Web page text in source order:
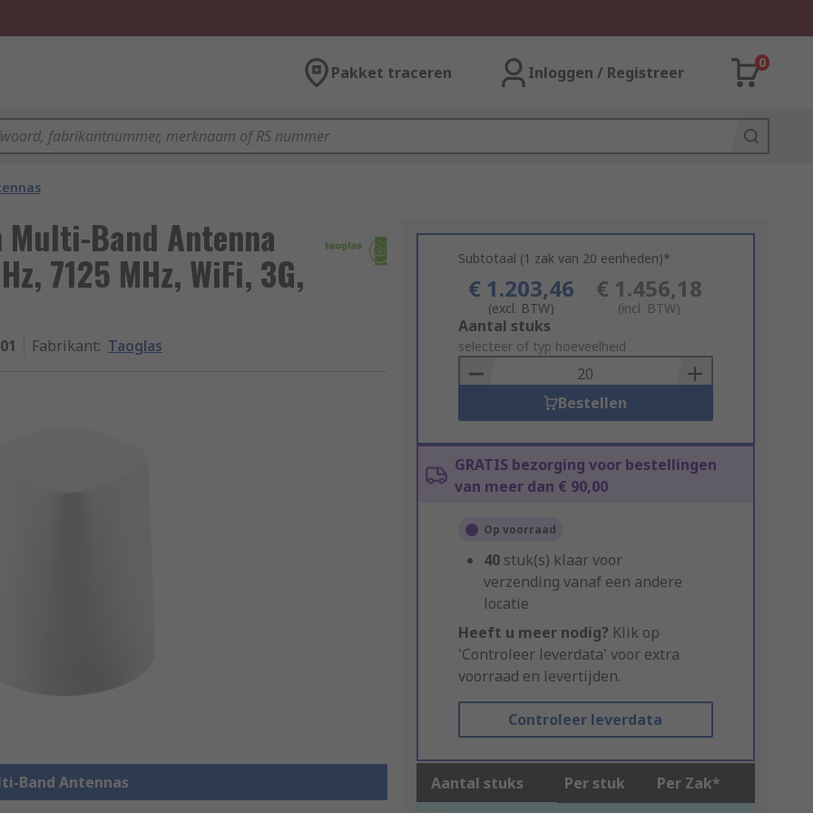
Pakket traceren Inloggen / Registreer
0
Multi-Band Antenna
7125 MHz, WiFi, 3G,
Fabrikant: Taoglas
Band Antennas
Subtotaal (1 zak van 20 eenheden)*
€ 1.203,46
(excl. BTW)
€ 1.456,18
(incl. BTW)
Add
to
Basket
Aantal stuks
selecteer of typ hoeveelheid
Bestellen
GRATIS bezorging voor bestellingen
van meer dan € 90,00
Op voorraad
40 stuk(s) klaar voor
verzending vanaf een andere
locatie
Heeft u meer nodig? Klik op
'Controleer leverdata' voor extra
voorraad en levertijden.
Controleer leverdata
Aantal stuks Per stuk Per Zak*